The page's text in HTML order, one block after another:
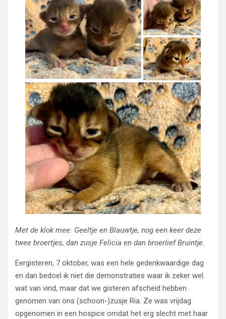
Met de klok mee: Geeltje en Blauwtje, nog een keer deze
twee broertjes, dan zusje Felicia en dan broerlief Bruintje.
Eergisteren, 7 oktober, was een hele gedenkwaardige dag
en dan bedoel ik niet die demonstraties waar ik zeker wel
wat van vind, maar dat we gisteren afscheid hebben
genomen van ons (schoon-)zusje Ria. Ze was vrijdag
opgenomen in een hospice omdat het erg slecht met haar